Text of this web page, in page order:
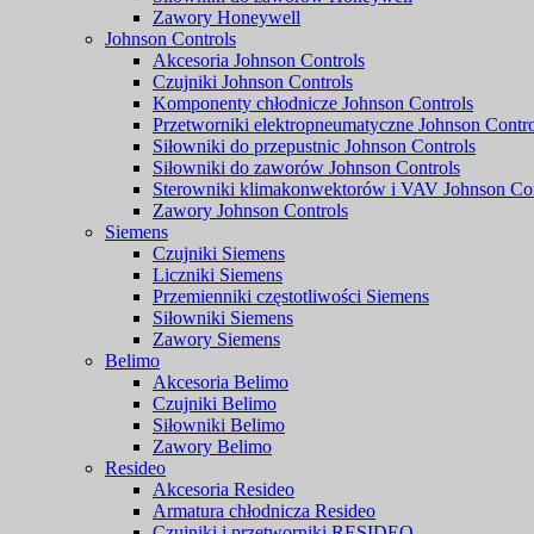
Zawory Honeywell
Johnson Controls
Akcesoria Johnson Controls
Czujniki Johnson Controls
Komponenty chłodnicze Johnson Controls
Przetworniki elektropneumatyczne Johnson
Siłowniki do przepustnic Johnson Controls
Siłowniki do zaworów Johnson Controls
Sterowniki klimakonwektorów i VAV Johnson
Zawory Johnson Controls
Siemens
Czujniki Siemens
Liczniki Siemens
Przemienniki częstotliwości Siemens
Siłowniki Siemens
Zawory Siemens
Belimo
Akcesoria Belimo
Czujniki Belimo
Siłowniki Belimo
Zawory Belimo
Resideo
Akcesoria Resideo
Armatura chłodnicza Resideo